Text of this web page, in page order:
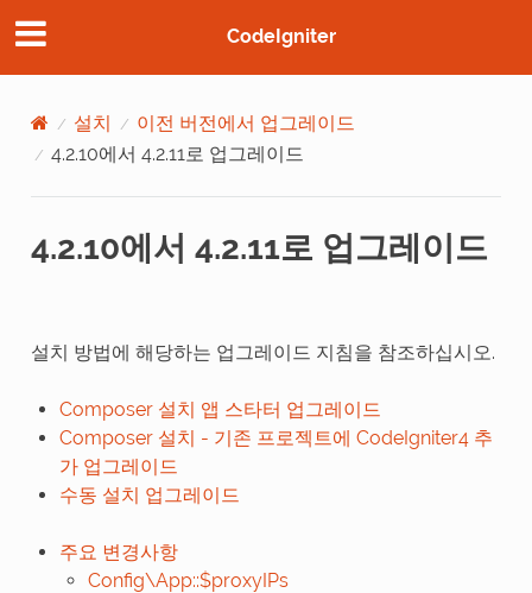
CodeIgniter
설치
이전 버전에서 업그레이드
4.2.10에서 4.2.11로 업그레이드
4.2.10에서 4.2.11로 업그레이드
설치 방법에 해당하는 업그레이드 지침을 참조하십시오.
Composer 설치 앱 스타터 업그레이드
Composer 설치 - 기존 프로젝트에 CodeIgniter4 추
가 업그레이드
수동 설치 업그레이드
주요 변경사항
Config\App::$proxyIPs